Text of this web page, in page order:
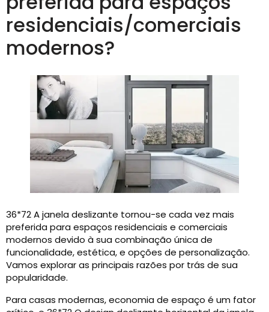
residenciais/comerciais
modernos?
36*72 A janela deslizante tornou-se cada vez mais
preferida para espaços residenciais e comerciais
modernos devido à sua combinação única de
funcionalidade, estética, e opções de personalização.
Vamos explorar as principais razões por trás de sua
popularidade.
Para casas modernas, economia de espaço é um fator